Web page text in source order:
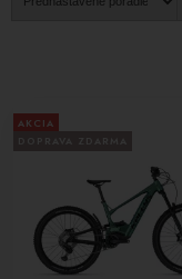
AKCIA